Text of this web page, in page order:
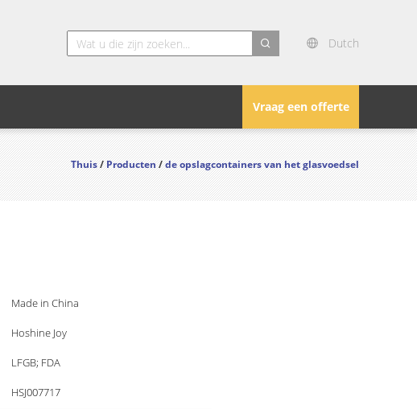
Dutch
Vraag een offerte
Thuis/Producten/de opslagcontainers van het glasvoedsel
Made in China
Hoshine Joy
LFGB; FDA
HSJ007717